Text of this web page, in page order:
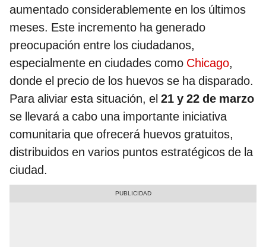
aumentado considerablemente en los últimos
meses. Este incremento ha generado
preocupación entre los ciudadanos,
especialmente en ciudades como Chicago,
donde el precio de los huevos se ha disparado.
Para aliviar esta situación, el 21 y 22 de marzo
se llevará a cabo una importante iniciativa
comunitaria que ofrecerá huevos gratuitos,
distribuidos en varios puntos estratégicos de la
ciudad.